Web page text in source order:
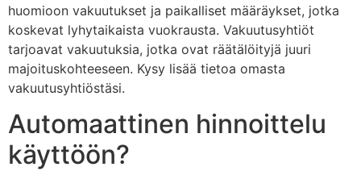
huomioon vakuutukset ja paikalliset määräykset, jotka
koskevat lyhytaikaista vuokrausta. Vakuutusyhtiöt
tarjoavat vakuutuksia, jotka ovat räätälöityjä juuri
majoituskohteeseen. Kysy lisää tietoa omasta
vakuutusyhtiöstäsi.
Automaattinen hinnoittelu
käyttöön?